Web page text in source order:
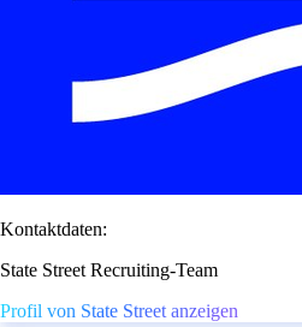
Kontaktdaten:
State Street Recruiting-Team
Profil von State Street anzeigen